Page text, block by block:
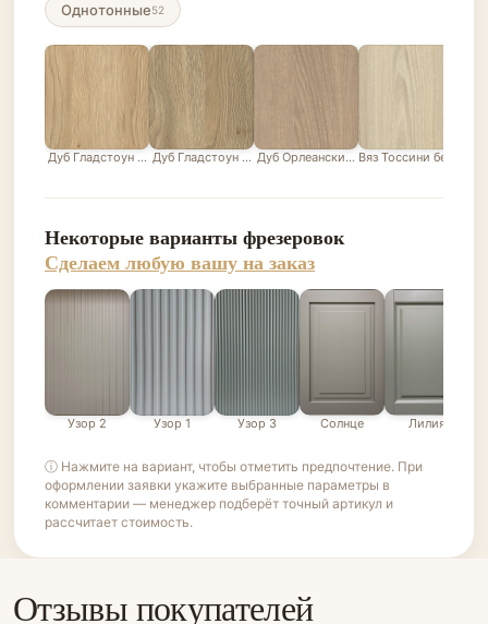
Однотонные52
Дуб Гладстоун песочныйДуб Гладстоун серо-бежевыйДуб Орлеанский песочно-бежевый
Вяз Тоссини белый
Некоторые варианты фрезеровок
Сделаем любую вашу на заказ
Узор 2 Узор 1 Узор 3 Солнце Лилия
ⓘ Нажмите на вариант, чтобы отметить предпочтение. При
оформлении заявки укажите выбранные параметры в
комментарии — менеджер подберёт точный артикул и
рассчитает стоимость.
Отзывы покупателей